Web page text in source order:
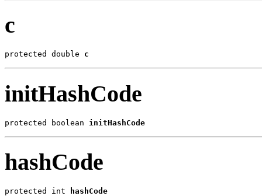
c
protected double c
initHashCode
protected boolean initHashCode
hashCode
protected int hashCode